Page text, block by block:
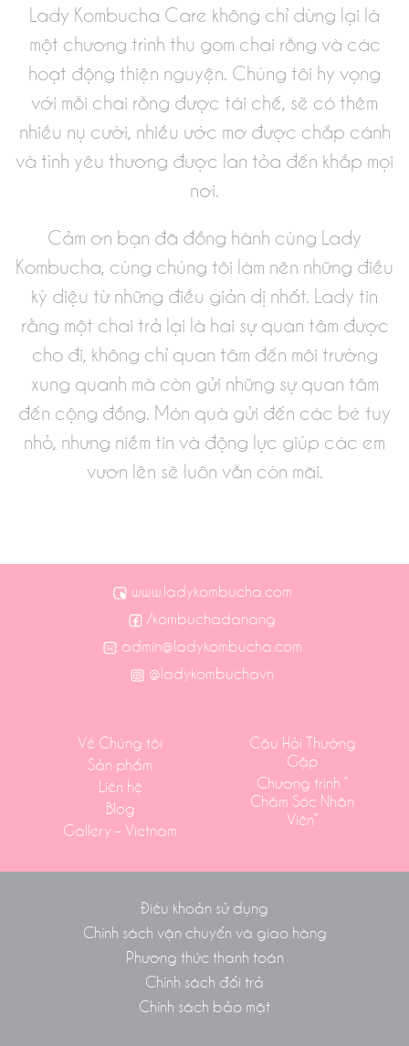
Lady Kombucha Care không chỉ dừng lại là
một chương trình thu gom chai rỗng và các
hoạt động thiện nguyện. Chúng tôi hy vọng
với mỗi chai rỗng được tái chế, sẽ có thêm
nhiều nụ cười, nhiều ước mơ được chắp cánh
và tình yêu thương được lan tỏa đến khắp mọi
nơi.
Cảm ơn bạn đã đồng hành cùng Lady
Kombucha, cùng chúng tôi làm nên những điều
kỳ diệu từ những điều giản dị nhất. Lady tin
rằng một chai trả lại là hai sự quan tâm được
cho đi, không chỉ quan tâm đến môi trường
xung quanh mà còn gửi những sự quan tâm
đến cộng đồng. Món quà gửi đến các bé tuy
nhỏ, nhưng niềm tin và động lực giúp các em
vươn lên sẽ luôn vẫn còn mãi.
www.ladykombucha.com
/kombuchadanang
admin@ladykombucha.com
@ladykombuchavn
Về Chúng tôi
Sản phẩm
Liên hệ
Blog
Gallery – Vietnam
Câu Hỏi Thường
Gặp
Chương trình ”
Chăm Sóc Nhân
Viên”
Điều khoản sử dụng
Chính sách vận chuyển và giao hàng
Phương thức thanh toán
Chính sách đổi trả
Chính sách bảo mật